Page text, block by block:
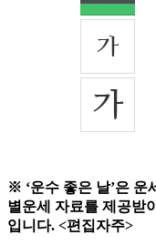
※ ‘운수 좋은 날’은 운
별운세 자료를 제공받
입니다. <편집자주>